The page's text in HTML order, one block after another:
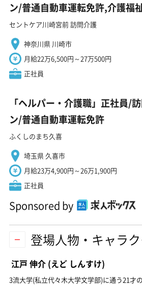
ン/普通自動車運転免許,介護福
セントケア川崎宮前 訪問介護
神奈川県 川崎市
月給22万6,500円～27万500円
正社員
「ヘルパー・介護職」正社員/
ン/普通自動車運転免許
ふくしのまち久喜
埼玉県 久喜市
月給23万4,900円～26万1,900円
正社員
Sponsored by
登場人物・キャラ
江戸 伸介 (えど しんすけ)
3流大学(私立代々木大学文学部)に通う21才